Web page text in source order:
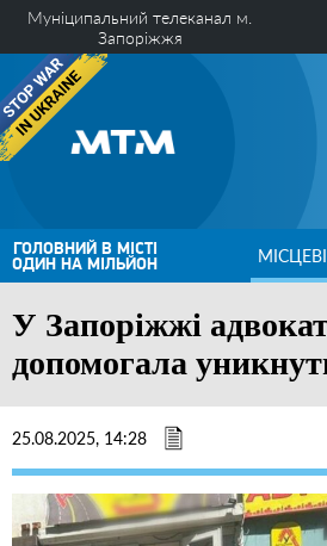
Муніципальний телеканал м.
Запоріжжя
ГОЛОВНИЙ В МІСТІ
ОДИН НА МІЛЬЙОН
У Запоріжжі
допомогала
25.08.2025, 14:28